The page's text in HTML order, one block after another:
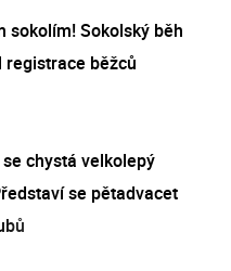
sokolím! Sokolský běh
běžců
chystá velkolepý
se pětadvacet